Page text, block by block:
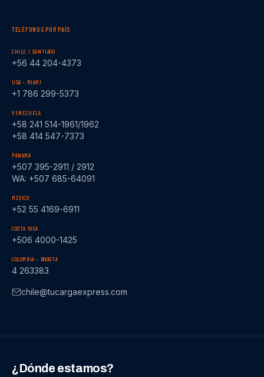
TELÉFONOS POR PAÍS
CHILE / SANTIAGO
+56 44 204-4373
USA – MIAMI
+1 786 299-5373
VENEZUELA
+58 241 514-1961/1962
+58 414 547-7373
PANAMÁ
+507 395-2911 / 2912
WA: +507 685-64091
MÉXICO
+52 55 4169-6911
COSTA RICA
+506 4000-1425
COLOMBIA – BOGOTÁ
4 263383
chile@tucargaexpress.com
¿Dónde estamos?